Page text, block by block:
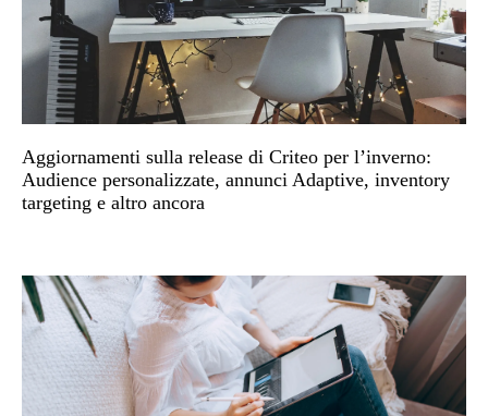
Aggiornamenti sulla release di Criteo per l’inverno:
Audience personalizzate, annunci Adaptive, inventory
targeting e altro ancora